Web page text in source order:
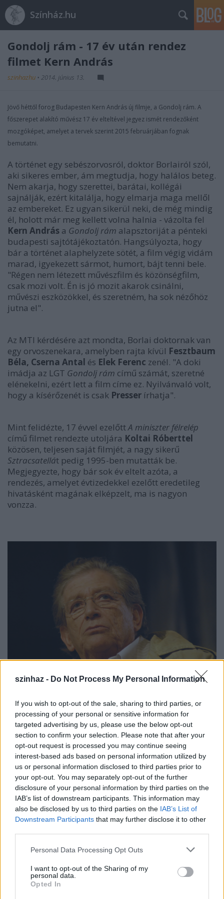
szinhaz - Do Not Process My Personal Information
If you wish to opt-out of the sale, sharing to third parties, or
processing of your personal or sensitive information for
targeted advertising by us, please use the below opt-out
section to confirm your selection. Please note that after your
opt-out request is processed you may continue seeing
interest-based ads based on personal information utilized by
us or personal information disclosed to third parties prior to
your opt-out. You may separately opt-out of the further
disclosure of your personal information by third parties on the
IAB’s list of downstream participants. This information may
also be disclosed by us to third parties on the IAB’s List of
Downstream Participants that may further disclose it to other
Please note that this website/app uses one or more Google
not limited to your visit or usage behaviour. You may click to
grant or deny consent to Google and its third-party tags to
use your data for below specified purposes in below Google
Personal Data Processing Opt Outs
I want to opt-out of the Sharing of my
personal data.
Opted In
Színház.hu
Gondolj rám - 17 év után rendez
filmet Kern András
szinhazhu • 2014. június 13.
Jövő héttől forog Budapesten Kern András új filmje, a Gondolj rám. A
főszerepet alakító művész 17 év elteltével jegyez ismét rendezőként
mozgóképet, amelyet a tervek szerint 2015 februárjában fognak
bemutatni.
A történet egy sebészorvosról, doktor Borlairól szól,
aki sikeres ember, ám megtudja, hogy halálos beteg.
Nem akarja, hogy szerettei, barátai, kollégái
sajnálják, ezért kitalálja, hogy elmarja maga mellől
az embereket. Ez ugyan sikerül neki, de még mindig
él, holott már meg kellett volna halnia - vázolta fel
Kern András a Gondolj rám alapsztoriját a pénteki
budapesti sajtótájékoztatón. Hangsúlyozta, hogy
bár a történet alaphelyzete sötét, a film végig vidám
marad, igyekezett sármot, humort, bájt tenni bele.
"Régen nem létezett művészfilm és közönségfilm,
csak mozi volt. Én is jó mozit akarok csinálni,
művészi eszközökkel, és szeretném, ha sok nézőhöz
jutna el".
Az MTI kérdésére azt mondta, Borlai doktornak van
egy orvoszenekara, amelyben rajta kívül Fesztbaum
Béla, Cserna Antal és Elek Ferenc zenél. "A doki
imádja az LGT Gondolj rám című számát, szeretné
elénekelni, ezért lett a film címe ez. Nyilvánvaló volt,
hogy a kísérőzenét is csak Presser írhatja".
Mint felidézte, 17 évvel ezelőttA miniszter félrelép
című filmet rendezte utoljára Koltai Róberttel
közösen, teljesen saját filmjét, a nagy sikerű
Sztracsatellát pedig 1995-ben mutatták be.
Megjegyezte, hogy bár sok év eltelt azóta, a
rendezés, amelyet évtizedekkel ezelőtt eredetileg
hivatásként magának elképzelt, ma is nagyon
vonzza.
A film másik főszereplőjeEszenyi Enikő, a
forgatókönyvetKern András ésVámos Miklós
közösen írta, az operatőr Ragályi Elemér.Szekeres
Dénesproducer elmondta, hogy a film száz
százalékban magyar, a költségvetés 355 millió
forint, ebből 200 milliót a Magyar Nemzeti Filmalap
áll. A film 35 napig forog budapesti helyszíneken.
semmi. AztánVámos Miklósegyszer feljött hozzám,
filmtémája. Mondott egyet, ami nem tetszett, aztán
egy másikat, ami viszont igen, ebből készül most a